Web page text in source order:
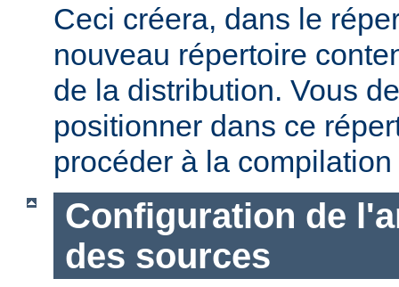
Ceci créera, dans le
nouveau répertoire
de la distribution. Vous
positionner dans ce
procéder à la
Configuration de
des sources